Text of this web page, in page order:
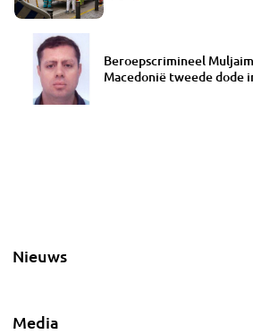
Beroepscrimineel
Macedonië tweede dode
Nieuws
Media